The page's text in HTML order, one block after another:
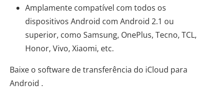
Amplamente compatível com todos os
dispositivos Android com Android 2.1 ou
superior, como Samsung, OnePlus, Tecno, TCL,
Honor, Vivo, Xiaomi, etc.
Baixe o software de transferência do iCloud para
Android .